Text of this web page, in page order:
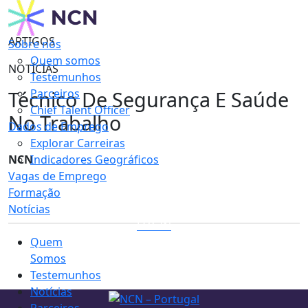
Sobre nós
Quem somos
Testemunhos
Parceiros
Chief Talent Officer
Dados de Emprego
Explorar Carreiras
Indicadores Geográficos
Vagas de Emprego
Formação
Notícias
LOGIN
Quem
Somos
Testemunhos
Notícias
ARTIGOS
NOTÍCIAS
Técnico De Segurança E Saúde
No Trabalho
NCN